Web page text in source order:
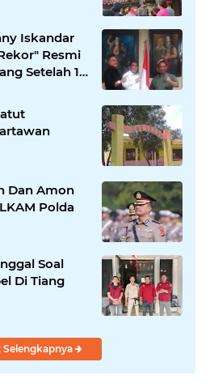
Resmi
Setelah 14
Dan Amon
Polda
Soal
Di Tiang
Selengkapnya